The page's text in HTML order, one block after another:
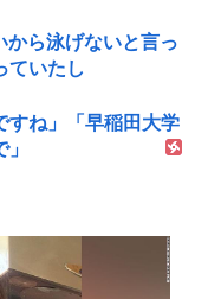
から泳げないと言っ
ていたし
すね」「早稲田大学